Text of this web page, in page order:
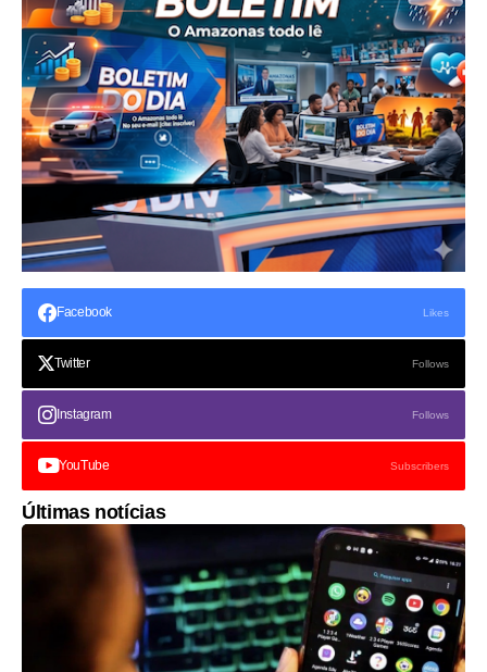
Facebook Likes
Twitter Follows
Instagram Follows
YouTube Subscribers
Últimas notícias